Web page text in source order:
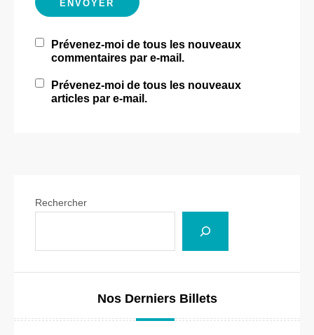
Prévenez-moi de tous les nouveaux
commentaires par e-mail.
Prévenez-moi de tous les nouveaux
articles par e-mail.
Rechercher
Nos Derniers Billets